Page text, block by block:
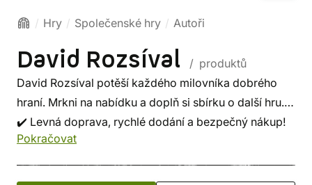
Hry Společenské hry Autoři
David Rozsíval
/ produktů
David Rozsíval potěší každého milovníka dobrého
hraní. Mrkni na nabídku a doplň si sbírku o další hru.
✔️ Levná doprava, rychlé dodání a bezpečný nákup!
Pokračovat